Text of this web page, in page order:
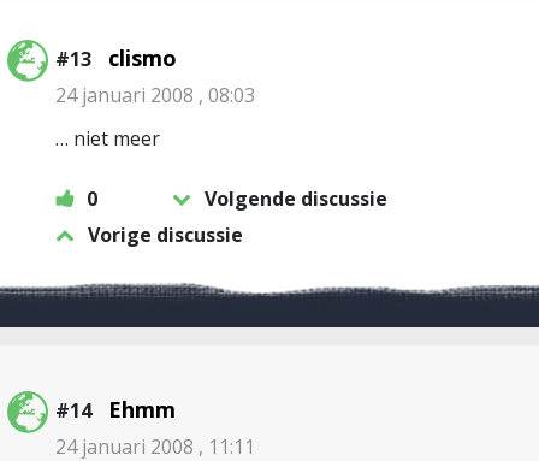
#13 clismo
24 januari 2008 , 08:03
… niet meer
0
Volgende discussie
Vorige discussie
#14 Ehmm
24 januari 2008 , 11:11